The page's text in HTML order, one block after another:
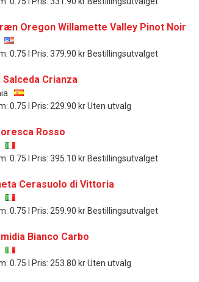
Oregon Willamette Valley Pinot Noir
0.75 l Pris: 379.90 kr Bestillingsutvalget
Salceda Crianza
0.75 l Pris: 229.90 kr Uten utvalg
Rosso
0.75 l Pris: 395.10 kr Bestillingsutvalget
Cerasuolo di Vittoria
0.75 l Pris: 259.90 kr Bestillingsutvalget
Bianco Carbo
0.75 l Pris: 253.80 kr Uten utvalg